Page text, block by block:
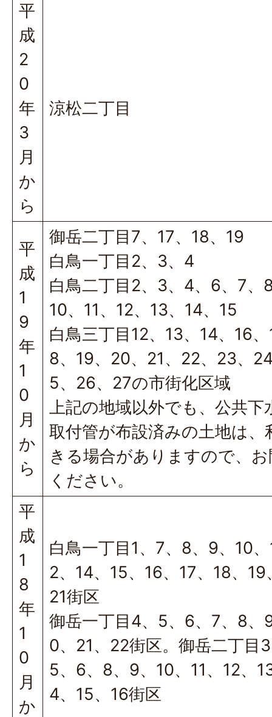
平
成
2
0
年
3
月
か
ら
涼松二丁目
平
成
1
9
年
1
0
月
か
ら
御岳二丁目7、17、18、19
白鳥一丁目2、3、4
白鳥二丁目2、3、4、6、7、
10、11、12、13、14、15
白鳥三丁目12、13、14、16
8、19、20、21、22、23、
5、26、27の市街化区域
上記の地域以外でも、公共下
取付管が布設済みの土地は、
きる場合がありますので、
ください。
平
成
1
8
年
1
0
月
か
白鳥一丁目1、7、8、9、10、
2、14、15、16、17、18、
21街区
御岳一丁目4、5、6、7、8、
0、21、22街区。御岳二丁目
5、6、8、9、10、11、12、
4、15、16街区